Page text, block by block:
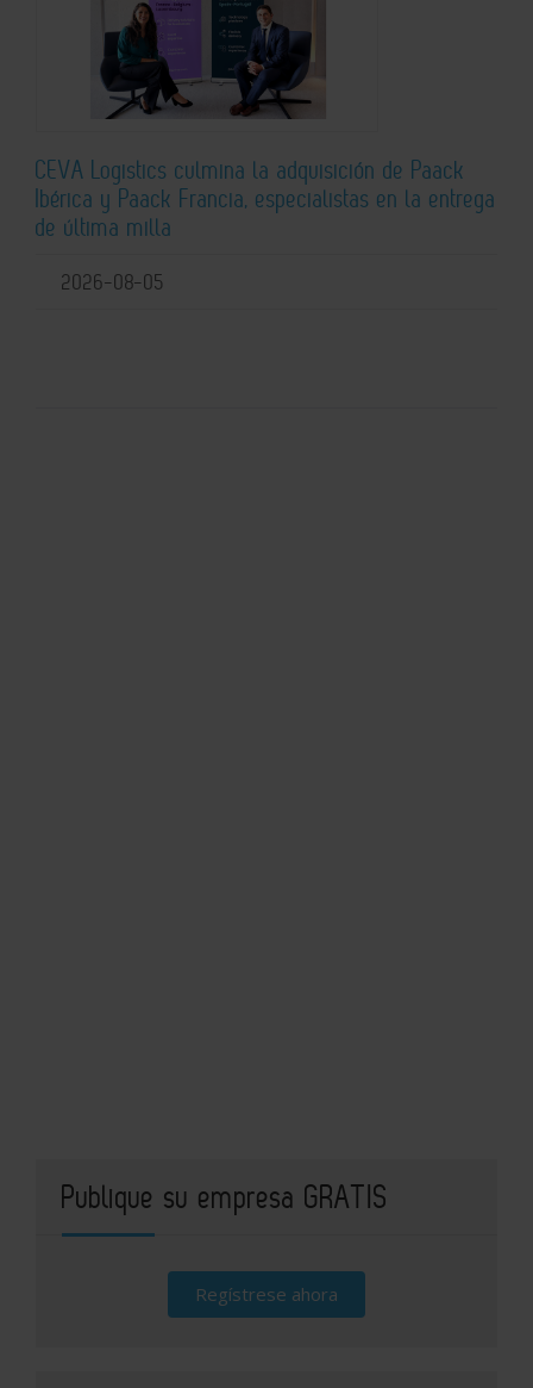
CEVA Logistics culmina la adquisición de Paack
Ibérica y Paack Francia, especialistas en la entrega
de última milla
2026-08-05
Publique su empresa GRATIS
Regístrese ahora